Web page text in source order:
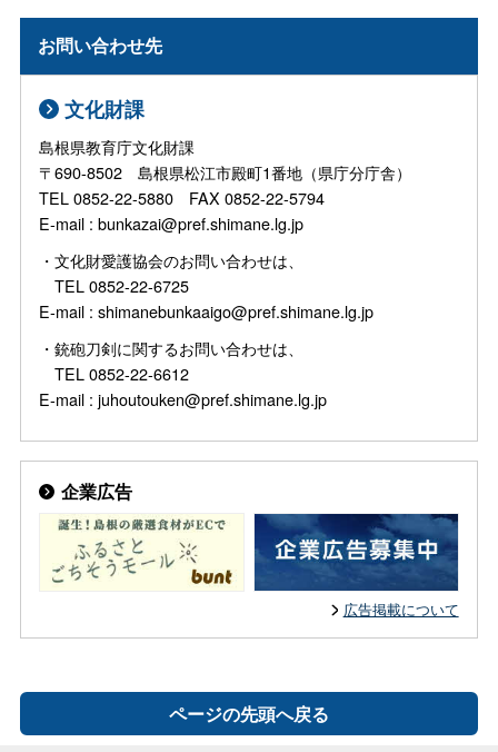
お問い合わせ先
文化財課
島根県教育庁文化財課
〒690-8502 島根県松江市殿町1番地（県庁分庁舎）
TEL 0852-22-5880 FAX 0852-22-5794
E-mail : bunkazai@pref.shimane.lg.jp
・文化財愛護協会のお問い合わせは、
TEL 0852-22-6725
E-mail : shimanebunkaaigo@pref.shimane.lg.jp
・銃砲刀剣に関するお問い合わせは、
TEL 0852-22-6612
E-mail : juhoutouken@pref.shimane.lg.jp
企業広告
広告掲載について
ページの先頭へ戻る